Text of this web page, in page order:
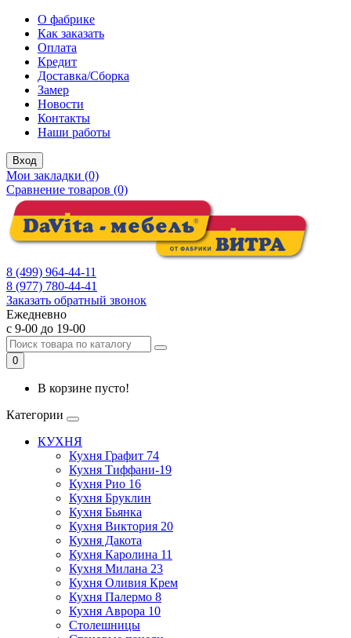
О фабрике
Как заказать
Оплата
Кредит
Доставка/Сборка
Замер
Новости
Контакты
Наши работы
Вход
Мои закладки (0)
Сравнение товаров (0)
8 (499) 964-44-11
8 (977) 780-44-41
Заказать обратный звонок
Ежедневно
с 9-00 до 19-00
0
В корзине пусто!
Категории
КУХНЯ
Кухня Графит 74
Кухня Тиффани-19
Кухня Рио 16
Кухня Бруклин
Кухня Бьянка
Кухня Виктория 20
Кухня Дакота
Кухня Каролина 11
Кухня Милана 23
Кухня Оливия Крем
Кухня Палермо 8
Кухня Аврора 10
Столешницы